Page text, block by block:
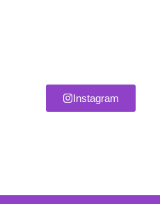
Instagram